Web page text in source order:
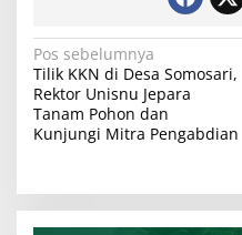
N
a
v
i
g
a
Pos sebelumnya
Tilik KKN di Desa Somosari,
Rektor Unisnu Jepara
Tanam Pohon dan
Kunjungi Mitra Pengabdian